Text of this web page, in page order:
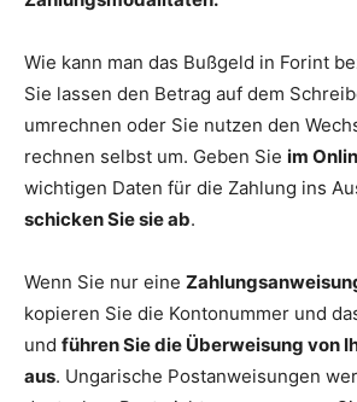
Wie kann man das Bußgeld in Forint
Sie lassen den Betrag auf dem
umrechnen oder Sie nutzen den
rechnen selbst um. Geben Sie im
wichtigen Daten für die Zahlung ins
schicken Sie sie ab.
Wenn Sie nur eine
kopieren Sie die Kontonummer und
und führen Sie die Überweisung von
aus. Ungarische Postanweisungen